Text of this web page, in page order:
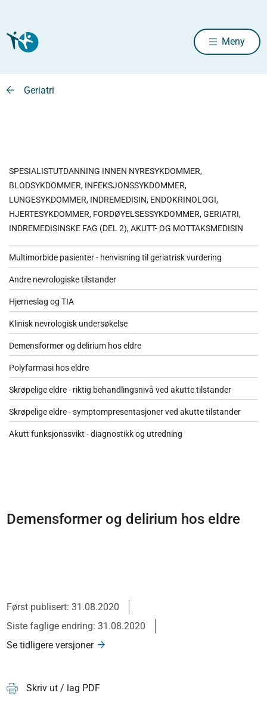
Meny
Geriatri
SPESIALISTUTDANNING INNEN NYRESYKDOMMER,
BLODSYKDOMMER, INFEKSJONSSYKDOMMER,
LUNGESYKDOMMER, INDREMEDISIN, ENDOKRINOLOGI,
HJERTESYKDOMMER, FORDØYELSESSYKDOMMER, GERIATRI,
INDREMEDISINSKE FAG (DEL 2), AKUTT- OG MOTTAKSMEDISIN
Multimorbide pasienter - henvisning til geriatrisk vurdering
Andre nevrologiske tilstander
Hjerneslag og TIA
Klinisk nevrologisk undersøkelse
Demensformer og delirium hos eldre
Polyfarmasi hos eldre
Skrøpelige eldre - riktig behandlingsnivå ved akutte tilstander
Skrøpelige eldre - symptompresentasjoner ved akutte tilstander
Akutt funksjonssvikt - diagnostikk og utredning
Demensformer og delirium hos eldre
Først publisert: 31.08.2020
Siste faglige endring: 31.08.2020
Se tidligere versjoner
Skriv ut / lag PDF